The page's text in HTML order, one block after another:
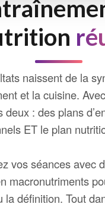
naissent de la
et la cuisine.
deux : des plans
ET le plan
vos séances avec
macronutriments
la définition. Tout